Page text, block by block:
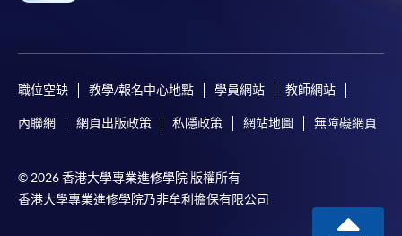
職位空缺 教學/報名中心地點 學員網站 教師網站
內聯網 網頁出版政策 私隱政策 網站地圖 無障礙網頁
© 2026 香港大學專業進修學院 版權所有
香港大學專業進修學院乃非牟利擔保有限公司